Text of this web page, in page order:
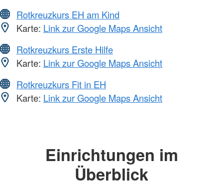
Rotkreuzkurs EH am Kind
Karte: Link zur Google Maps Ansicht
Rotkreuzkurs Erste Hilfe
Karte: Link zur Google Maps Ansicht
Rotkreuzkurs Fit in EH
Karte: Link zur Google Maps Ansicht
Einrichtungen im
Überblick